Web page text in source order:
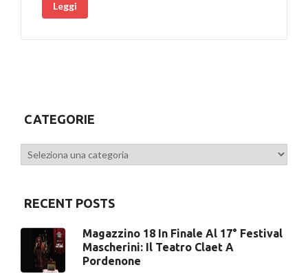
Leggi
CATEGORIE
Categorie
RECENT POSTS
Magazzino 18 In Finale Al 17° Festival
Mascherini: Il Teatro Claet A
Pordenone